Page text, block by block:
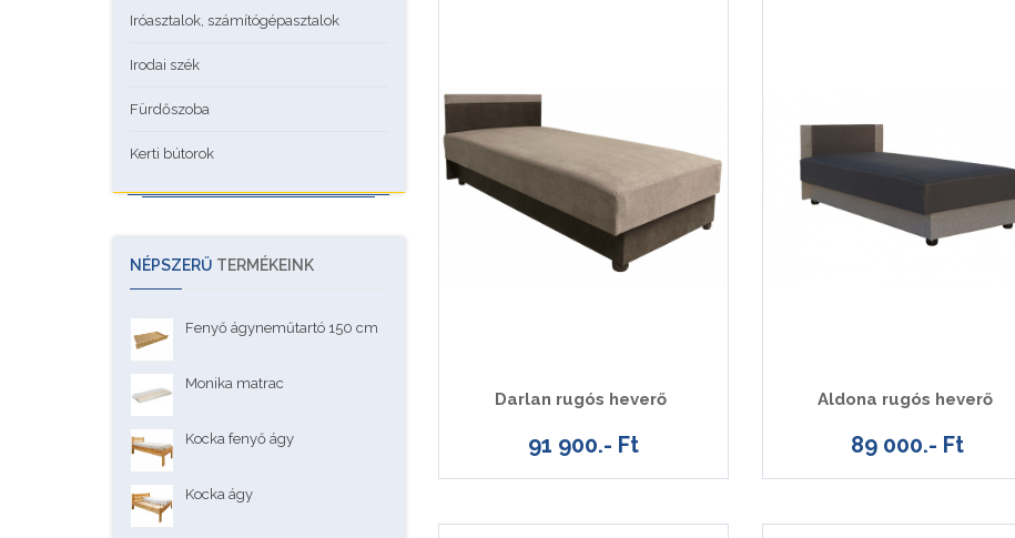
Darlan rugós heverő
91 900.- Ft
Aldona rugós heverő
89 000.- Ft
Iróasztalok, számítógépasztalok
Irodai szék
Fürdőszoba
Kerti bútorok
NÉPSZERŰ TERMÉKEINK
Fenyő ágyneműtartó 150 cm
Monika matrac
Kocka fenyő ágy
Kocka ágy